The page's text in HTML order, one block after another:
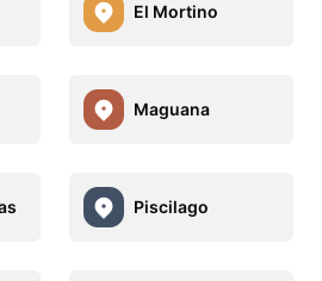
El Mortino
Maguana
Piscilago